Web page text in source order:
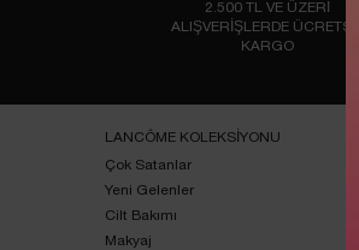
2.500 TL VE ÜZERİ
ALIŞVERİŞLERDE ÜCRETSİZ
KARGO
LANCÔME KOLEKSİYONU
Çok Satanlar
Yeni Gelenler
Cilt Bakımı
Makyaj